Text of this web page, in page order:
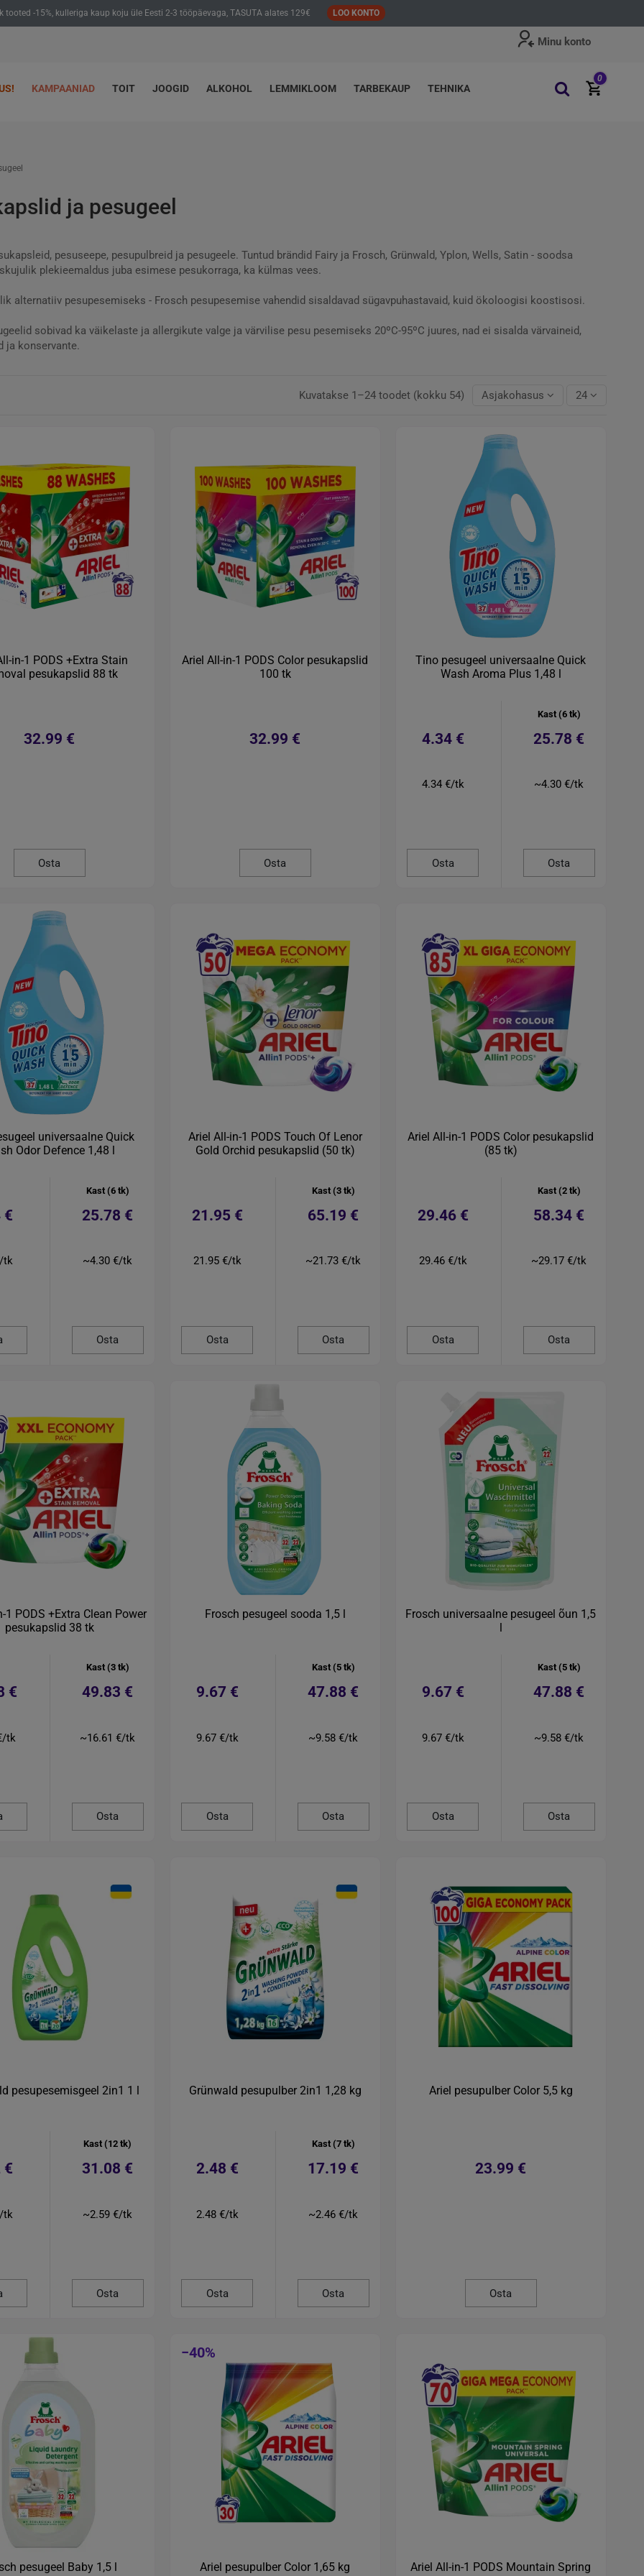
tooted -15%, kulleriga kaup koju üle Eesti 2-3 tööpäevaga, TASUTA alates 129€ LOO KONTO
Minu konto
KAMPAANIAD TOIT JOOGID ALKOHOL LEMMIKLOOM TARBEKAUP TEHNIKA
0
ja pesugeel
pesuseepe, pesupulbreid ja pesugeele. Tuntud brändid Fairy ja Frosch, Grünwald, Yplon, Wells, Satin - soodsa
plekieemaldus juba esimese pesukorraga, ka külmas vees.
alternatiiv pesupesemiseks - Frosch pesupesemise vahendid sisaldavad sügavpuhastavaid, kuid ökoloogisi koostisosi.
sobivad ka väikelaste ja allergikute valge ja värvilise pesu pesemiseks 20ºC-95ºC juures, nad ei sisalda värvaineid,
ja konservante.
Kuvatakse 1–24 toodet (kokku 54) Asjakohasus 24
in-1 PODS +Extra Stain
pesukapslid 88 tk
32.99 €
Osta
Ariel All-in-1 PODS Color pesukapslid
100 tk
32.99 €
Osta
Tino pesugeel universaalne Quick
Wash Aroma Plus 1,48 l
4.34 €
4.34 €/tk
Osta
Kast (6 tk)
25.78 €
~4.30 €/tk
Osta
universaalne Quick
Odor Defence 1,48 l
€
tk
Kast (6 tk)
25.78 €
~4.30 €/tk
Osta
Ariel All-in-1 PODS Touch Of Lenor
Gold Orchid pesukapslid (50 tk)
21.95 €
21.95 €/tk
Osta
Kast (3 tk)
65.19 €
~21.73 €/tk
Osta
Ariel All-in-1 PODS Color pesukapslid
(85 tk)
29.46 €
29.46 €/tk
Osta
Kast (2 tk)
58.34 €
~29.17 €/tk
Osta
1 PODS +Extra Clean Power
pesukapslid 38 tk
€
tk
Kast (3 tk)
49.83 €
~16.61 €/tk
Osta
Frosch pesugeel sooda 1,5 l
9.67 €
9.67 €/tk
Osta
Kast (5 tk)
47.88 €
~9.58 €/tk
Osta
Frosch universaalne pesugeel õun 1,5
l
9.67 €
9.67 €/tk
Osta
Kast (5 tk)
47.88 €
~9.58 €/tk
Osta
pesupesemisgeel 2in1 1 l
€
tk
Kast (12 tk)
31.08 €
~2.59 €/tk
Osta
Grünwald pesupulber 2in1 1,28 kg
2.48 €
2.48 €/tk
Osta
Kast (7 tk)
17.19 €
~2.46 €/tk
Osta
Ariel pesupulber Color 5,5 kg
23.99 €
Osta
pesugeel Baby 1,5 l
−40%
Ariel pesupulber Color 1,65 kg
Ariel All-in-1 PODS Mountain Spring